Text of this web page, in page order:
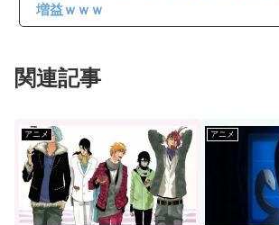
増益ｗｗｗ
関連記事
アニメ アニメ